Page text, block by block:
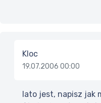
Kloc
19.07.2006 00:00
lato jest, napisz jak